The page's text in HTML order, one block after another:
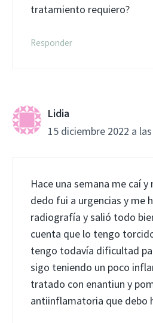
tratamiento requiero?
Responder
Lidia
15 diciembre 2022 a
Hace una semana me caí y
dedo fui a urgencias y me
radiografía y salió todo
cuenta que lo tengo
tengo todavía dificultad
sigo teniendo un poco
tratado con enantiun y
antiinflamatoria que debo